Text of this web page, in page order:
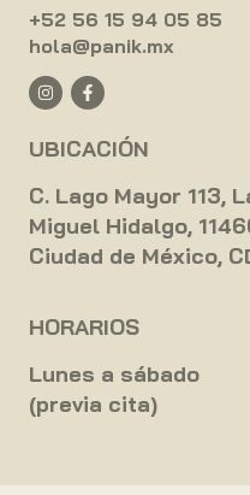
+52 56 15 94 05 85
hola@panik.mx
UBICACIÓN
C. Lago Mayor 113,
Miguel Hidalgo,
Ciudad de México,
HORARIOS
Lunes a sábado
(previa cita)